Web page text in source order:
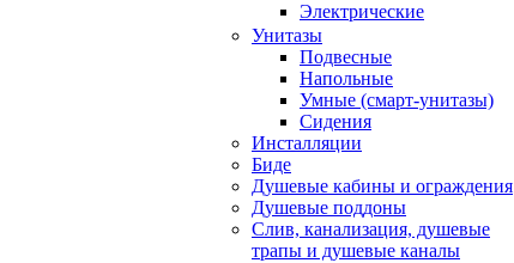
ㅤЭлектрические
Унитазы
Подвесные
Напольные
Умные (смарт-унитазы)
Сидения
Инсталляции
Биде
Душевые кабины и ограждения
Душевые поддоны
Слив, канализация, душевые
трапы и душевые каналы